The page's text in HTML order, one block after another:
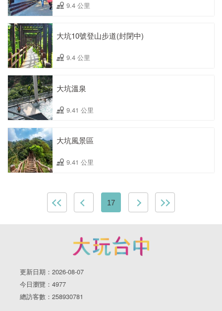
9.4 公里
大坑10號登山步道(封閉中)
9.4 公里
大坑溫泉
9.41 公里
大坑風景區
9.41 公里
17
更新日期：2026-08-07
今日瀏覽：4977
總訪客數：258930781